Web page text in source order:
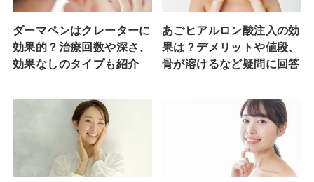
ダーマペンはクレーターに
効果的？治療回数や深さ、
効果なしのタイプも紹介
あごヒアルロン酸注入の効
果は？デメリットや値段、
骨が溶けるなど疑問に回答